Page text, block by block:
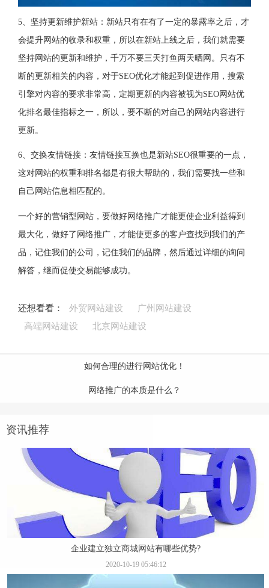
5、坚持更新维护新站：新站只有在有了一定的暴露率之后，才
会提升网站的收录和权重，所以在新站上线之后，我们就需要
坚持网站的更新和维护，千万不要三天打鱼两天晒网。只有不
断的更新相关的内容，对于SEO优化才能起到促进作用，搜索
引擎对内容的要求非常高，定期更新的内容被视为SEO网站优
化排名最佳指标之一，所以，要不断的对自己的网站内容进行
更新。
6、交换友情链接：友情链接互换也是新站SEO很重要的一点，
这对网站的权重和排名都是有很大帮助的，我们需要找一些和
自己网站信息相匹配的。
一个好的营销型网站，要做好网络推广才能更使企业利益得到
最大化，做好了网络推广，才能使更多的客户查找到我们的产
品，记住我们的公司，记住我们的品牌，然后通过详细的询问
解答，继而促使交易能够成功。
还想看看： 外贸网站建设
广州网站建设
高端网站建设
北京网站建设
如何合理的进行网站优化！
网络推广的本质是什么？
资讯推荐
企业建立独立商城网站有哪些优势?
2020-10-19 05:46:12